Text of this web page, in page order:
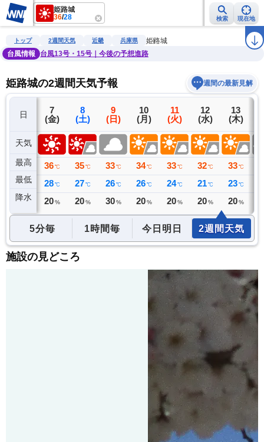
姫路城
36/28 検索 現在地
雨雲レーダー 台風情報 地震情報 警報・注意報 ラ
トップ 2週間天気 近畿 兵庫県
姫路城
台風情報
台風13号・15号｜今後の予想進路
姫路城の2週間天気予報 週間の最新見解
日
天気
最高
最低
降水
6
(木)
36 ℃
28 ℃
0 ミリ
7
(金)
36 ℃
28 ℃
20 %
8
(土)
35 ℃
27 ℃
20 %
9
(日)
33 ℃
26 ℃
30 %
10
(月)
34 ℃
26 ℃
20 %
11
(火)
33 ℃
24 ℃
20 %
12
(水)
32 ℃
21 ℃
20 %
13
(木)
33 ℃
23 ℃
20 %
5分毎 1時間毎 今日明日 2週間天気
施設の見どころ